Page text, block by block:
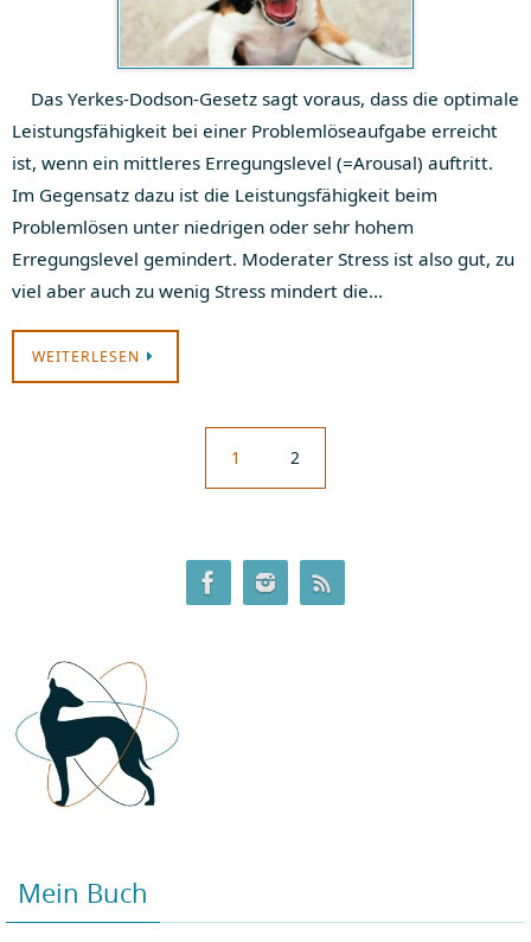
Das Yerkes-Dodson-Gesetz sagt voraus, dass die optimale
Leistungsfähigkeit bei einer Problemlöseaufgabe erreicht
ist, wenn ein mittleres Erregungslevel (=Arousal) auftritt.
Im Gegensatz dazu ist die Leistungsfähigkeit beim
Problemlösen unter niedrigen oder sehr hohem
Erregungslevel gemindert. Moderater Stress ist also gut, zu
viel aber auch zu wenig Stress mindert die…
WEITERLESEN
1 2
Mein Buch